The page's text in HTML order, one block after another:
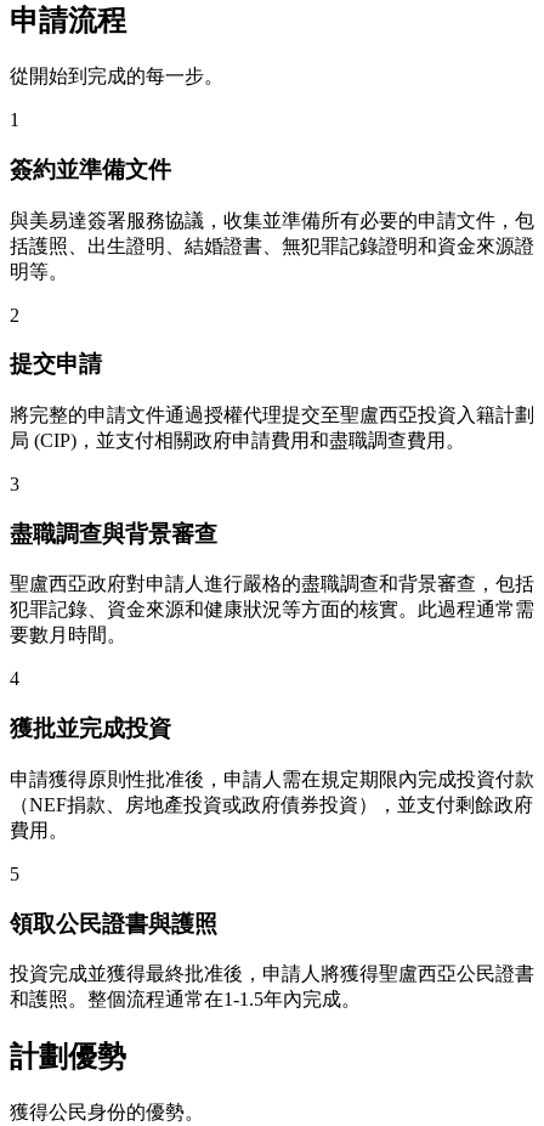
申請流程
從開始到完成的每一步。
1
簽約並準備文件
與美易達簽署服務協議，收集並準備所有必要的申請文件，包
括護照、出生證明、結婚證書、無犯罪記錄證明和資金來源證
明等。
2
提交申請
將完整的申請文件通過授權代理提交至聖盧西亞投資入籍計劃
局 (CIP)，並支付相關政府申請費用和盡職調查費用。
3
盡職調查與背景審查
聖盧西亞政府對申請人進行嚴格的盡職調查和背景審查，包括
犯罪記錄、資金來源和健康狀況等方面的核實。此過程通常需
要數月時間。
4
獲批並完成投資
申請獲得原則性批准後，申請人需在規定期限內完成投資付款
（NEF捐款、房地產投資或政府債券投資），並支付剩餘政府
費用。
5
領取公民證書與護照
投資完成並獲得最終批准後，申請人將獲得聖盧西亞公民證書
和護照。整個流程通常在1-1.5年內完成。
計劃優勢
獲得公民身份的優勢。